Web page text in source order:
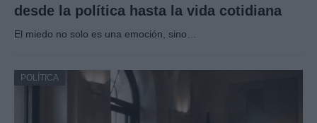
desde la política hasta la vida cotidiana
El miedo no solo es una emoción, sino…
POLÍTICA